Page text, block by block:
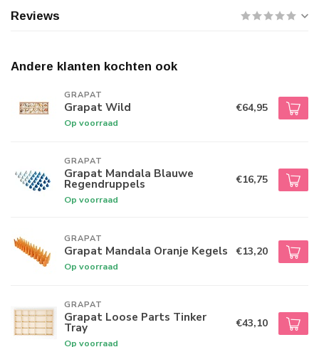
Reviews
Andere klanten kochten ook
GRAPAT
Grapat Wild
Op voorraad
€64,95
GRAPAT
Grapat Mandala Blauwe
Regendruppels
Op voorraad
€16,75
GRAPAT
Grapat Mandala Oranje Kegels
Op voorraad
€13,20
GRAPAT
Grapat Loose Parts Tinker
Tray
Op voorraad
€43,10